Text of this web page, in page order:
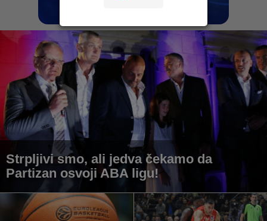
Strpljivi smo, ali jedva čekamo da
Partizan osvoji ABA ligu!